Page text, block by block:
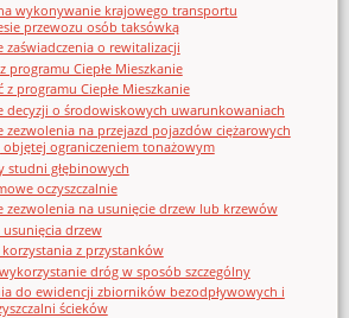
wykonywanie krajowego transportu
przewozu osób taksówką
o rewitalizacji
programu Ciepłe Mieszkanie
z programu Ciepłe Mieszkanie
decyzji o środowiskowych uwarunkowaniach
zezwolenia na przejazd pojazdów ciężarowych
ograniczeniem tonażowym
studni głębinowych
oczyszczalnie
zezwolenia na usunięcie drzew lub krzewów
usunięcia drzew
z przystanków
dróg w sposób szczególny
do ewidencji zbiorników bezodpływowych i
ścieków